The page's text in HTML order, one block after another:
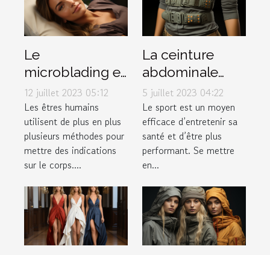
Le
microblading et
tout ce qu’il faut
savoir à ce
propos
12 juillet 2023 05:12
Les êtres humains
utilisent de plus en plus
plusieurs méthodes pour
mettre des indications
sur le corps....
La ceinture
abdominale
pulsée :
pourquoi l'avoir
dans votre
garde-robe ?
5 juillet 2023 04:22
Le sport est un moyen
efficace d’entretenir sa
santé et d’être plus
performant. Se mettre
en...